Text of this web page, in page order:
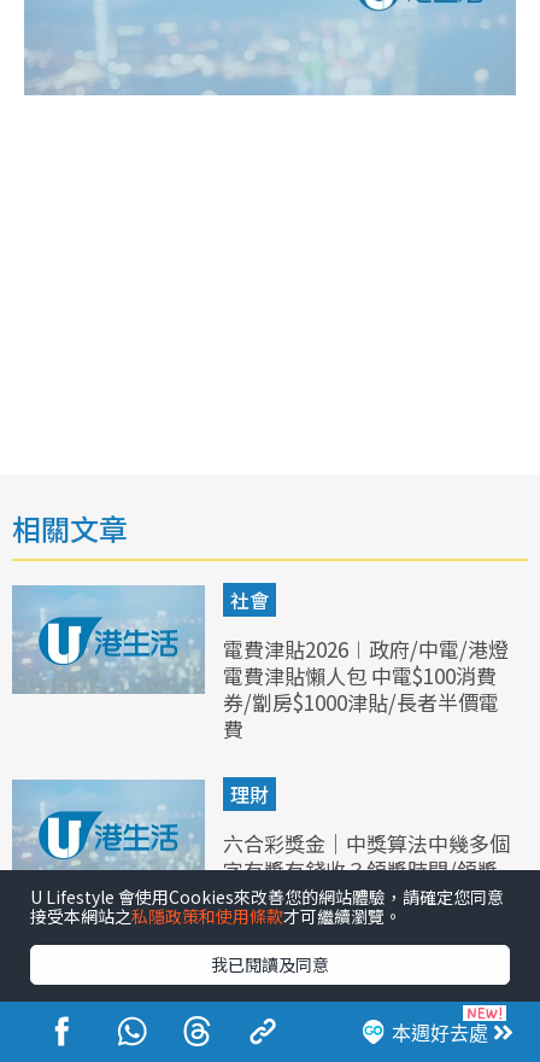
相關文章
社會
電費津貼2026︱政府/中電/港燈
電費津貼懶人包 中電$100消費
券/劏房$1000津貼/長者半價電
費
理財
六合彩獎金｜中獎算法中幾多個
字有獎有錢收？領獎時間/領獎
期限/領獎程序方法
理財
Fusion bank富融銀行港元定存
利率高達2.70%｜2026富融銀行
本週好去處
U Lifestyle 會使用Cookies來改善您的網站體驗，請確定您同意
接受本網站之私隱政策和使用條款才可繼續瀏覽。
我已閱讀及同意